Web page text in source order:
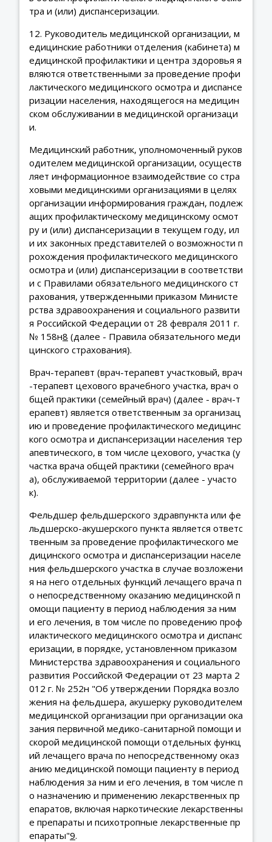
тра и (или) диспансеризации.
12. Руководитель медицинской организации, м
едицинские работники отделения (кабинета) м
едицинской профилактики и центра здоровья я
вляются ответственными за проведение профи
лактического медицинского осмотра и диспансе
ризации населения, находящегося на медицин
ском обслуживании в медицинской организаци
и.
Медицинский работник, уполномоченный руков
одителем медицинской организации, осуществ
ляет информационное взаимодействие со стра
ховыми медицинскими организациями в целях
организации информирования граждан, подлеж
ащих профилактическому медицинскому осмот
ру и (или) диспансеризации в текущем году, ил
и их законных представителей о возможности п
рохождения профилактического медицинского
осмотра и (или) диспансеризации в соответстви
и с Правилами обязательного медицинского ст
рахования, утвержденными приказом Министе
рства здравоохранения и социального развити
я Российской Федерации от 28 февраля 2011 г.
№ 158н8 (далее - Правила обязательного меди
цинского страхования).
Врач-терапевт (врач-терапевт участковый, врач
-терапевт цехового врачебного участка, врач о
бщей практики (семейный врач) (далее - врач-т
ерапевт) является ответственным за организац
ию и проведение профилактического медицинс
кого осмотра и диспансеризации населения тер
апевтического, в том числе цехового, участка (у
частка врача общей практики (семейного врач
а), обслуживаемой территории (далее - участо
к).
Фельдшер фельдшерского здравпункта или фе
льдшерско-акушерского пункта является ответс
твенным за проведение профилактического ме
дицинского осмотра и диспансеризации населе
ния фельдшерского участка в случае возложени
я на него отдельных функций лечащего врача п
о непосредственному оказанию медицинской п
омощи пациенту в период наблюдения за ним
и его лечения, в том числе по проведению проф
илактического медицинского осмотра и диспанс
еризации, в порядке, установленном приказом
Министерства здравоохранения и социального
развития Российской Федерации от 23 марта 2
012 г. № 252н "Об утверждении Порядка возло
жения на фельдшера, акушерку руководителем
медицинской организации при организации ока
зания первичной медико-санитарной помощи и
скорой медицинской помощи отдельных функц
ий лечащего врача по непосредственному оказ
анию медицинской помощи пациенту в период
наблюдения за ним и его лечения, в том числе п
о назначению и применению лекарственных пр
епаратов, включая наркотические лекарственны
е препараты и психотропные лекарственные пр
епараты"9.